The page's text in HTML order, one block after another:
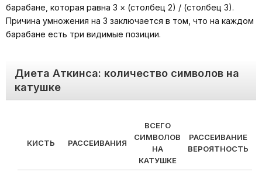
барабане, которая равна 3 × (столбец 2) / (столбец 3).
Причина умножения на 3 заключается в том, что на каждом
барабане есть три видимые позиции.
Диета Аткинса: количество символов на
катушке
КИСТЬ РАССЕИВАНИЯ
ВСЕГО
СИМВОЛОВ
НА
КАТУШКЕ
РАССЕИВАНИЕ
ВЕРОЯТНОСТЬ